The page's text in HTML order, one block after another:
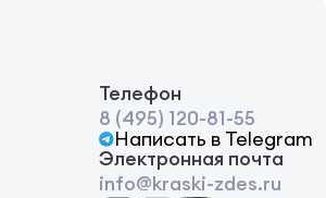
Телефон
8 (495) 120-81-55
Написать в Telegram
Электронная почта
info@kraski-zdes.ru